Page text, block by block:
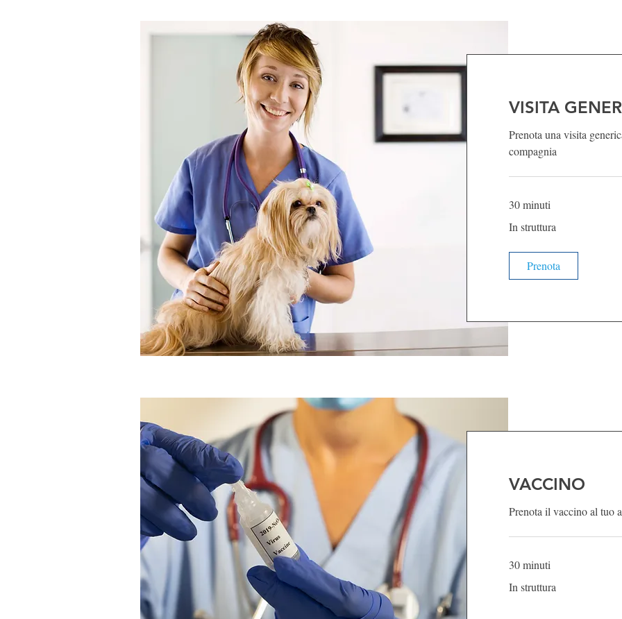
VISITA
Prenota una visita
compagnia
30 minuti
struttura
In struttura
Prenota
VACCINO
Prenota il vaccino al tuo
30 minuti
struttura
In struttura